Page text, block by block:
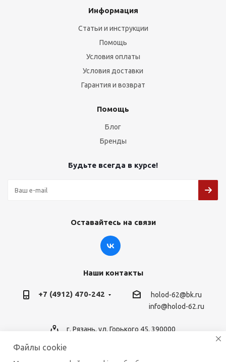
Информация
Статьи и инструкции
Помощь
Условия оплаты
Условия доставки
Гарантия и возврат
Помощь
Блог
Бренды
Будьте всегда в курсе!
Оставайтесь на связи
Наши контакты
+7 (4912) 470-242
holod-62@bk.ru
info@holod-62.ru
г. Рязань, ул. Горького 45, 390000
Файлы cookie